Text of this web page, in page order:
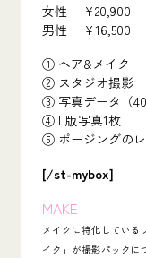
女性 ¥20,900
男性 ¥16,500
① ヘア&メイク
② スタジオ撮影
③ 写真データ（40
④ L版写真1枚
⑤ ポージングの
[/st-mybox]
MAKE
メイクに特化している
イク」が撮影パックに